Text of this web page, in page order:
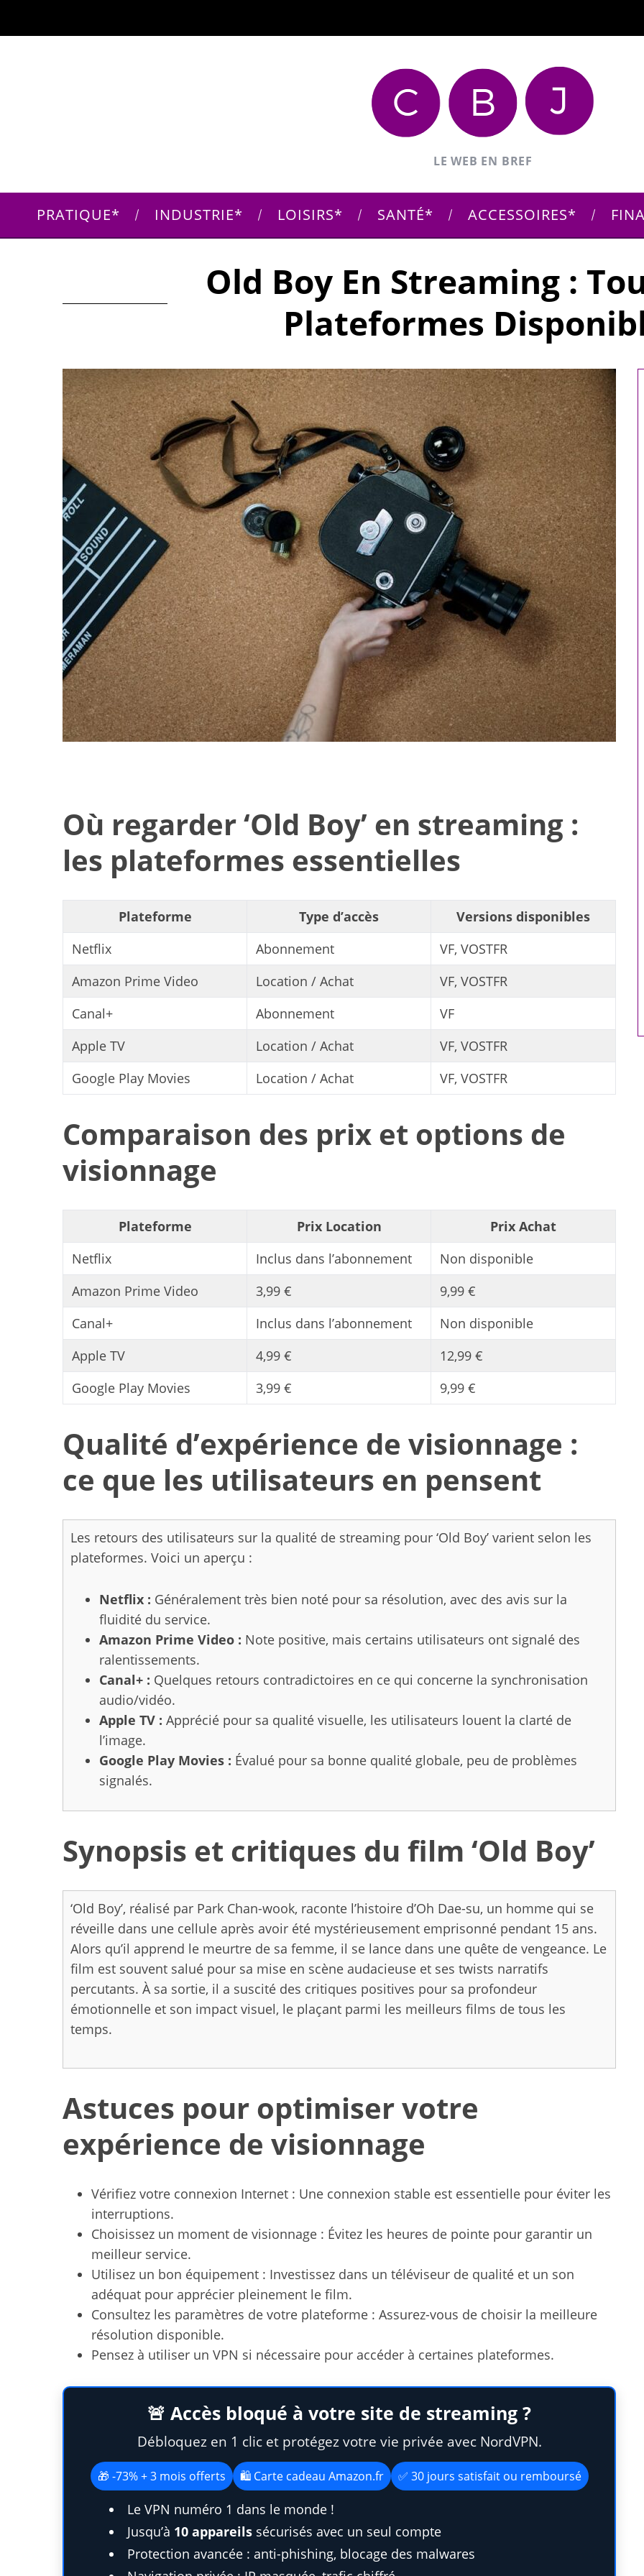
LE WEB EN BREF
PRATIQUE INDUSTRIE LOISIRS SANTÉ ACCESSOIRES
Old Boy En Streaming :
Plateformes
Où regarder ‘Old Boy’ en streaming :
les plateformes essentielles
Plateforme Type d’accès
Versions disponibles
Netflix
Abonnement
VF, VOSTFR
Amazon Prime Video
Location / Achat
VF, VOSTFR
Canal+
Abonnement
VF
Apple TV
Location / Achat
VF, VOSTFR
Google Play Movies
Location / Achat VF, VOSTFR
Comparaison des prix et options de
visionnage
Plateforme Prix Location
Prix Achat
Netflix
Inclus dans l’abonnement
Non disponible
Amazon Prime Video
3,99 €
9,99 €
Canal+
Inclus dans l’abonnement
Non disponible
Apple TV
4,99 €
12,99 €
Google Play Movies
3,99 € 9,99 €
Qualité d’expérience de visionnage :
ce que les utilisateurs en pensent
Les retours des utilisateurs sur la qualité de streaming pour ‘Old Boy’ varient selon les
plateformes. Voici un aperçu :
Netflix : Généralement très bien noté pour sa résolution, avec des avis sur la
fluidité du service.
Amazon Prime Video : Note positive, mais certains utilisateurs ont signalé des
ralentissements.
Canal+ : Quelques retours contradictoires en ce qui concerne la synchronisation
audio/vidéo.
Apple TV : Apprécié pour sa qualité visuelle, les utilisateurs louent la clarté de
l’image.
Google Play Movies : Évalué pour sa bonne qualité globale, peu de problèmes
signalés.
Synopsis et critiques du film ‘Old Boy’
‘Old Boy’, réalisé par Park Chan-wook, raconte l’histoire d’Oh Dae-su, un homme qui se
réveille dans une cellule après avoir été mystérieusement emprisonné pendant 15 ans.
Alors qu’il apprend le meurtre de sa femme, il se lance dans une quête de vengeance. Le
film est souvent salué pour sa mise en scène audacieuse et ses twists narratifs
percutants. À sa sortie, il a suscité des critiques positives pour sa profondeur
émotionnelle et son impact visuel, le plaçant parmi les meilleurs films de tous les
temps.
Astuces pour optimiser votre
expérience de visionnage
Vérifiez votre connexion Internet : Une connexion stable est essentielle pour éviter les
interruptions.
Choisissez un moment de visionnage : Évitez les heures de pointe pour garantir un
meilleur service.
Utilisez un bon équipement : Investissez dans un téléviseur de qualité et un son
adéquat pour apprécier pleinement le film.
Consultez les paramètres de votre plateforme : Assurez-vous de choisir la meilleure
résolution disponible.
Pensez à utiliser un VPN si nécessaire pour accéder à certaines plateformes.
🚨 Accès bloqué à votre site de streaming ?
Débloquez en 1 clic et protégez votre vie privée avec NordVPN.
🎁 -73% + 3 mois offerts 🛍️ Carte cadeau Amazon.fr ✅ 30 jours satisfait ou remboursé
Le VPN numéro 1 dans le monde !
Jusqu’à 10 appareils sécurisés avec un seul compte
Protection avancée : anti-phishing, blocage des malwares
Yoga doux à domicile : 5
exercices pour votre bien-
être
Comment choisir le
réfrigérant R32 pour votre
système de climatisation
Idées de loisirs pour toute la
famille
Compagnons virtuels : ce
que le premier message
révèle sur une intelligence
artificielle
e
a
r
h
f
o
r